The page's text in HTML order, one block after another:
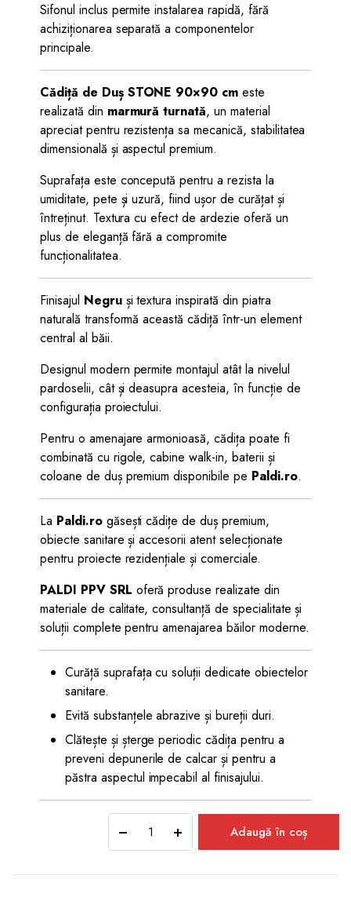
Sifonul inclus permite instalarea rapidă, fără
achiziționarea separată a componentelor
principale.
Cădiță de Duș STONE 90×90 cm este
realizată din marmură turnată, un material
apreciat pentru rezistența sa mecanică, stabilitatea
dimensională și aspectul premium.
Suprafața este concepută pentru a rezista la
umiditate, pete și uzură, fiind ușor de curățat și
întreținut. Textura cu efect de ardezie oferă un
plus de eleganță fără a compromite
funcționalitatea.
Finisajul Negruși textura inspirată din piatra
naturală transformă această cădiță într-un element
central al băii.
Designul modern permite montajul atât la nivelul
pardoselii, cât și deasupra acesteia, în funcție de
configurația proiectului.
Pentru o amenajare armonioasă, cădița poate fi
combinată cu rigole, cabine walk-in, baterii și
coloane de duș premium disponibile pe Paldi.ro.
La Paldi.rogăsești cădițe de duș premium,
obiecte sanitare și accesorii atent selecționate
pentru proiecte rezidențiale și comerciale.
PALDI PPV SRL oferă produse realizate din
materiale de calitate, consultanță de specialitate și
soluții complete pentru amenajarea băilor moderne.
Curăță suprafața cu soluții dedicate obiectelor
sanitare.
Evită substanțele abrazive și bureții duri.
Clătește și șterge periodic cădița pentru a
preveni depunerile de calcar și pentru a
păstra aspectul impecabil al finisajului.
Duș
Adaugă în coș